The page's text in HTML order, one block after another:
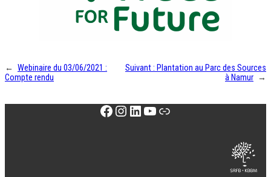
← Webinaire du 03/06/2021 :
Compte rendu
Suivant : Plantation au Parc des Sources
à Namur →
Facebook
Instagram
LinkedIn
YouTube
Lien